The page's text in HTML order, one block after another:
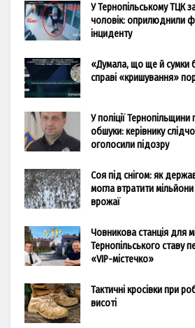
У Тернопільському ТЦК
чоловік: оприлюднили
інциденту
«Думала, що ще й сумки
справі «кришування»
У поліції
обшуки: керівнику
оголосили підозру
Соя під снігом: як
могла втратити
врожаї
Човникова станція для
Тернопільського ставу
«VIP-містечко»
Тактичні кросівки при
висоті